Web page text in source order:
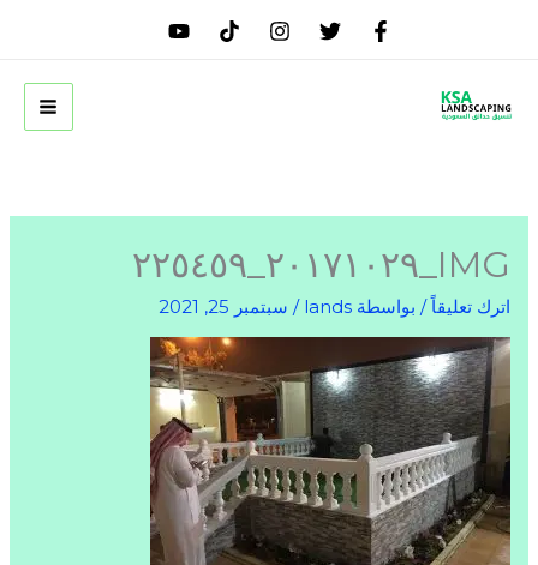
IMG_٢٠١٧١٠٢٩_٢٢٥٤٥٩
اترك تعليقاً / بواسطة lands
/ سبتمبر 25, 2021